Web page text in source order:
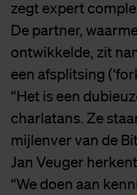
zegt expert
De partner,
ontwikkelde, zit
een afsplitsing
“Het is een
charlatans. Ze
mijlenver van de
Jan Veuger
“We doen aan